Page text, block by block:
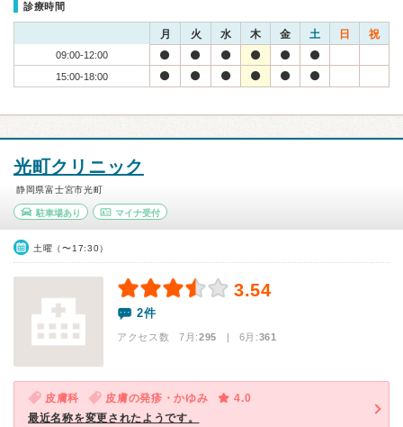
診療時間
月 火 水 木 金 土 日 祝
09:00-12:00
15:00-18:00
光町クリニック
静岡県富士宮市光町
駐車場あり マイナ受付
土曜（〜17:30）
3.54
2件
アクセス数 7月:295 | 6月:361
皮膚科 皮膚の発疹・かゆみ
4.0
最近名称を変更されたようです。